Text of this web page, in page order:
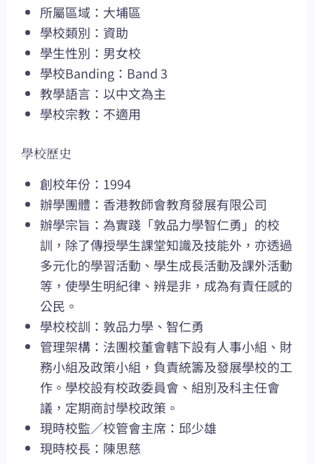
所屬區域：大埔區
學校類別：資助
學生性別：男女校
學校Banding：Band 3
教學語言：以中文為主
學校宗教：不適用
學校歷史
創校年份：1994
辦學團體：香港教師會教育發展有限公司
辦學宗旨：為實踐「敦品力學智仁勇」的校
訓，除了傳授學生課堂知識及技能外，亦透過
多元化的學習活動、學生成長活動及課外活動
等，使學生明紀律、辨是非，成為有責任感的
公民。
學校校訓：敦品力學、智仁勇
管理架構：法團校董會轄下設有人事小組、財
務小組及政策小組，負責統籌及發展學校的工
作。學校設有校政委員會、組別及科主任會
議，定期商討學校政策。
現時校監／校管會主席：邱少雄
現時校長：陳思慈